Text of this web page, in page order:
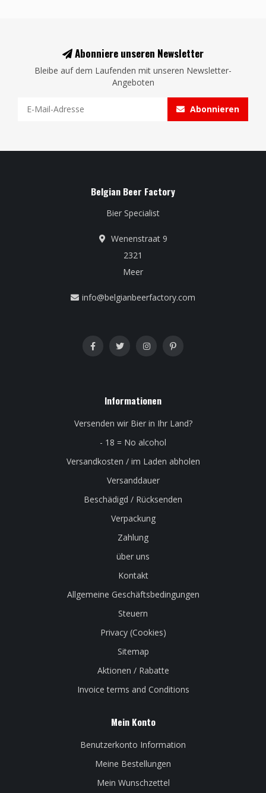
Abonniere unseren Newsletter
Bleibe auf dem Laufenden mit unseren Newsletter-
Angeboten
Abonnieren
Belgian Beer Factory
Bier Specialist
Wenenstraat 9
2321
Meer
info@belgianbeerfactory.com
Informationen
Versenden wir Bier in Ihr Land?
- 18 = No alcohol
Versandkosten / im Laden abholen
Versanddauer
Beschädigd / Rücksenden
Verpackung
Zahlung
über uns
Kontakt
Allgemeine Geschäftsbedingungen
Steuern
Privacy (Cookies)
Sitemap
Aktionen / Rabatte
Invoice terms and Conditions
Mein Konto
Benutzerkonto Information
Meine Bestellungen
Mein Wunschzettel